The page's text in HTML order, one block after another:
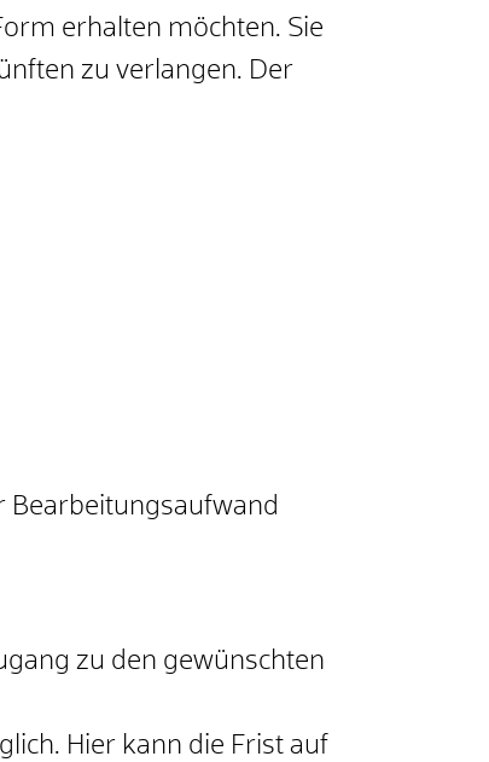
erhalten möchten. Sie
zu verlangen. Der
Bearbeitungsaufwand
zu den gewünschten
Hier kann die Frist auf